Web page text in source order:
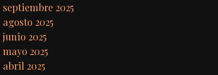
septiembre 2025
agosto 2025
junio 2025
mayo 2025
abril 2025